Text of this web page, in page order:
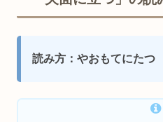
読み方：やおもてにたつ